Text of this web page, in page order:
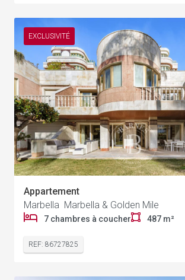
EXCLUSIVITÉ
Appartement
Marbella Marbella & Golden Mile
7 chambres à coucher 487 m²
REF: 86727825